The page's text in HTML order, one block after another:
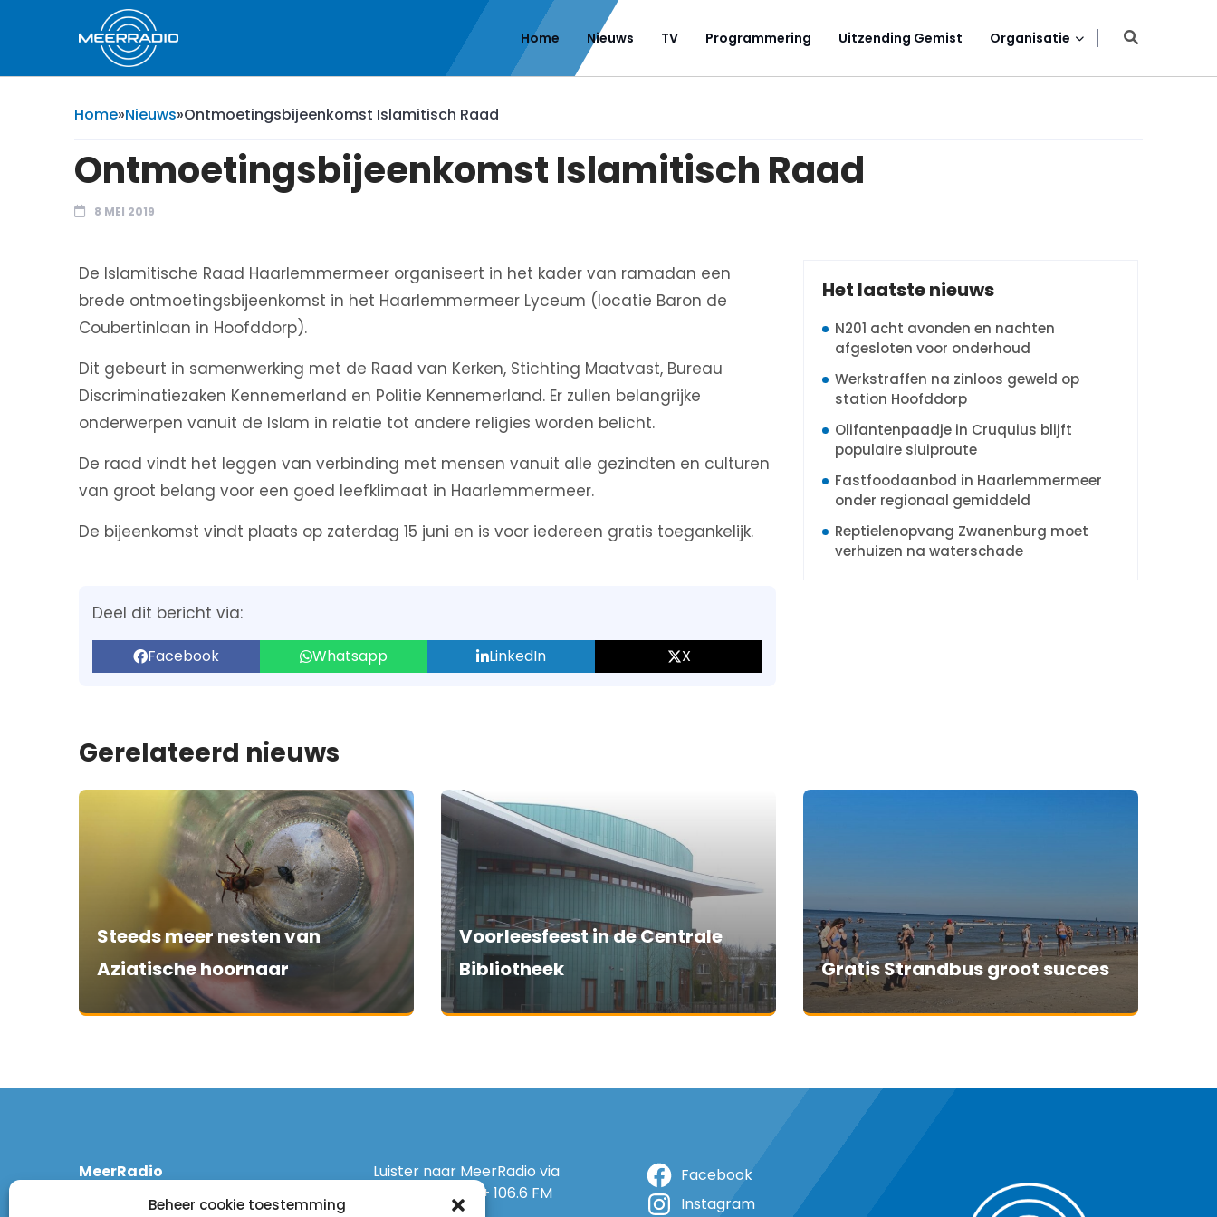
Beheer cookie toestemming
Home Nieuws TV Programmering Uitzending Gemist Organisatie
Home»Nieuws»Ontmoetingsbijeenkomst Islamitisch Raad
Ontmoetingsbijeenkomst Islamitisch Raad
8 MEI 2019
De Islamitische Raad Haarlemmermeer organiseert in het kader van ramadan een
brede ontmoetingsbijeenkomst in het Haarlemmermeer Lyceum (locatie Baron de
Coubertinlaan in Hoofddorp).
Dit gebeurt in samenwerking met de Raad van Kerken, Stichting Maatvast, Bureau
Discriminatiezaken Kennemerland en Politie Kennemerland. Er zullen belangrijke
onderwerpen vanuit de Islam in relatie tot andere religies worden belicht.
De raad vindt het leggen van verbinding met mensen vanuit alle gezindten en culturen
van groot belang voor een goed leefklimaat in Haarlemmermeer.
De bijeenkomst vindt plaats op zaterdag 15 juni en is voor iedereen gratis toegankelijk.
Deel dit bericht via:
Facebook Whatsapp LinkedIn X
Het laatste nieuws
N201 acht avonden en nachten
afgesloten voor onderhoud
Werkstraffen na zinloos geweld op
station Hoofddorp
Olifantenpaadje in Cruquius blijft
populaire sluiproute
Fastfoodaanbod in Haarlemmermeer
onder regionaal gemiddeld
Reptielenopvang Zwanenburg moet
verhuizen na waterschade
Gerelateerd nieuws
Steeds meer nesten van
Aziatische hoornaar
Voorleesfeest in de Centrale
Bibliotheek
Gratis Strandbus groot succes
MeerRadio
Luister naar MeerRadio via
Ether: 105.5 FM + 106.6 FM
Facebook
Instagram